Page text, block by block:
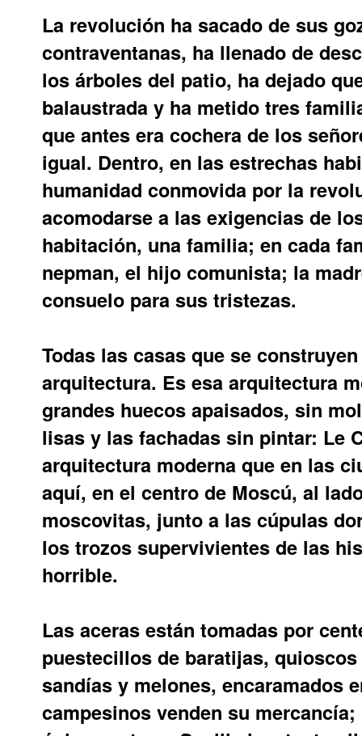
La revolución ha sacado de sus
contraventanas, ha llenado de
los árboles del patio, ha dejado
balaustrada y ha metido tres
que antes era cochera de los
igual. Dentro, en las estrechas
humanidad conmovida por la
acomodarse a las exigencias de
habitación, una familia; en cada
nepman, el hijo comunista; la
consuelo para sus tristezas.
Todas las casas que se
arquitectura. Es esa arquitectura
grandes huecos apaisados, sin
lisas y las fachadas sin pintar: Le
arquitectura moderna que en las
aquí, en el centro de Moscú, al
moscovitas, junto a las cúpulas
los trozos supervivientes de las
horrible.
Las aceras están tomadas por
puestecillos de baratijas,
sandías y melones, encaramados
campesinos venden su